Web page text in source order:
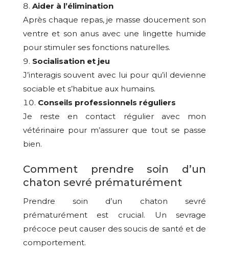
Aider à l’élimination
Après chaque repas, je masse doucement son
ventre et son anus avec une lingette humide
pour stimuler ses fonctions naturelles.
Socialisation et jeu
J’interagis souvent avec lui pour qu’il devienne
sociable et s’habitue aux humains.
Conseils professionnels réguliers
Je reste en contact régulier avec mon
vétérinaire pour m’assurer que tout se passe
bien.
Comment prendre soin d’un
chaton sevré prématurément
Prendre soin d’un chaton sevré
prématurément est crucial. Un sevrage
précoce peut causer des soucis de santé et de
comportement.